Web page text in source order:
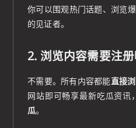
你可以围观热门话题、浏览
的见证者。
2. 浏览内容需要注册
不需要。所有内容都能直接
网站即可畅享最新吃瓜资讯
瓜。